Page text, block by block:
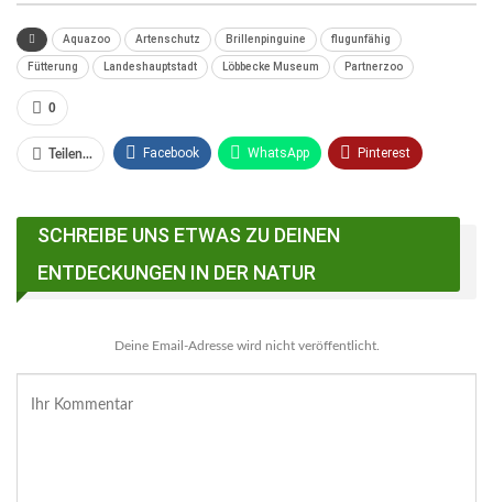
Aquazoo Artenschutz Brillenpinguine flugunfähig
Fütterung Landeshauptstadt Löbbecke Museum Partnerzoo
0
Teilen... Facebook WhatsApp Pinterest
Facebook Messenger
SCHREIBE UNS ETWAS ZU DEINEN
ENTDECKUNGEN IN DER NATUR
Deine Email-Adresse wird nicht veröffentlicht.